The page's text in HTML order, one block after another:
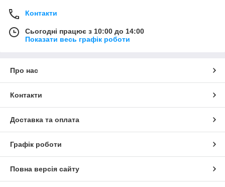
Контакти
Сьогодні працює з 10:00 до 14:00
Показати весь графік роботи
Про нас
Контакти
Доставка та оплата
Графік роботи
Повна версія сайту